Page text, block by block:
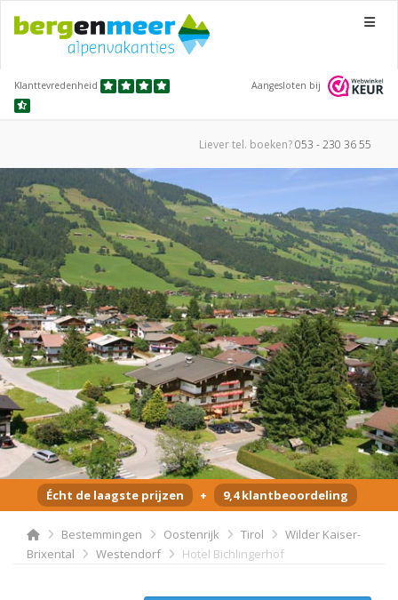
Menu
Klanttevredenheid Aangesloten bij
Liever tel. boeken?053 - 230 36 55
Écht de laagste prijzen + 9,4 klantbeoordeling
Bestemmingen Oostenrijk Tirol
Wilder Kaiser-
Brixental
Westendorf Hotel Bichlingerhof